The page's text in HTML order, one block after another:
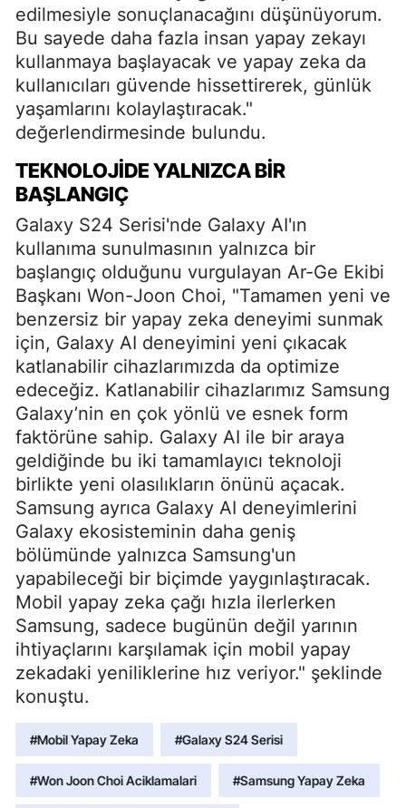
edilmesiyle sonuçlanacağını düşünüyorum.
Bu sayede daha fazla insan yapay zekayı
kullanmaya başlayacak ve yapay zeka da
kullanıcıları güvende hissettirerek, günlük
yaşamlarını kolaylaştıracak."
değerlendirmesinde bulundu.
TEKNOLOJIDE YALNIZCA BIR
BAŞLANGIÇ
Galaxy S24 Serisi'nde Galaxy AI'ın
kullanıma sunulmasının yalnızca bir
başlangıç olduğunu vurgulayan Ar-Ge Ekibi
Başkanı Won-Joon Choi, "Tamamen yeni ve
benzersiz bir yapay zeka deneyimi sunmak
için, Galaxy AI deneyimini yeni çıkacak
katlanabilir cihazlarımızda da optimize
edeceğiz. Katlanabilir cihazlarımız Samsung
Galaxy’nin en çok yönlü ve esnek form
faktörüne sahip. Galaxy AI ile bir araya
geldiğinde bu iki tamamlayıcı teknoloji
birlikte yeni olasılıkların önünü açacak.
Samsung ayrıca Galaxy AI deneyimlerini
Galaxy ekosisteminin daha geniş
bölümünde yalnızca Samsung'un
yapabileceği bir biçimde yaygınlaştıracak.
Mobil yapay zeka çağı hızla ilerlerken
Samsung, sadece bugünün değil yarının
ihtiyaçlarını karşılamak için mobil yapay
zekadaki yeniliklerine hız veriyor." şeklinde
konuştu.
#Mobil Yapay Zeka #Galaxy S24 Serisi
#Won Joon Choi Aciklamalari #Samsung Yapay Zeka